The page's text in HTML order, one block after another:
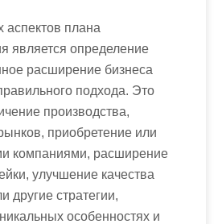
плана
является определение
расширение бизнеса
подхода. Это
производства,
приобретение или
компаниями, расширение
улучшение качества
другие стратегии,
особенностях и